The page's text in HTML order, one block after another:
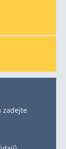
zadejte